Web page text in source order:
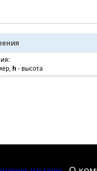
h - высота